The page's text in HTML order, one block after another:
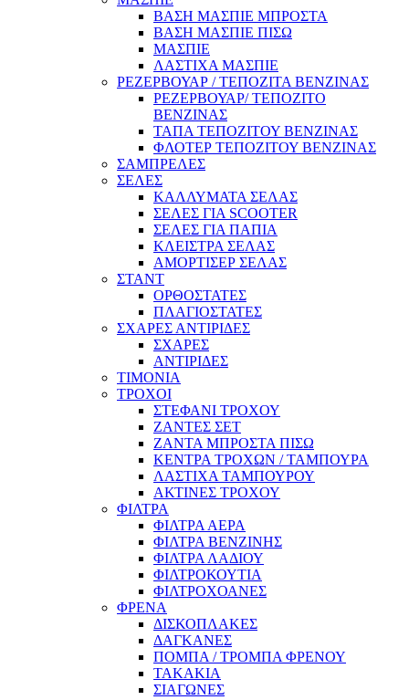
ΒΑΣΗ ΜΑΣΠΙΕ ΜΠΡΟΣΤΑ
ΒΑΣΗ ΜΑΣΠΙΕ ΠΙΣΩ
ΜΑΣΠΙΕ
ΛΑΣΤΙΧΑ ΜΑΣΠΙΕ
ΡΕΖΕΡΒΟΥΑΡ / ΤΕΠΟΖΙΤΑ ΒΕΝΖΙΝΑΣ
ΡΕΖΕΡΒΟΥΑΡ/ ΤΕΠΟΖΙΤΟ
ΒΕΝΖΙΝΑΣ
ΤΑΠΑ ΤΕΠΟΖΙΤΟΥ ΒΕΝΖΙΝΑΣ
ΦΛΟΤΕΡ ΤΕΠΟΖΙΤΟΥ ΒΕΝΖΙΝΑΣ
ΣΑΜΠΡΕΛΕΣ
ΣΕΛΕΣ
ΚΑΛΛΥΜΑΤΑ ΣΕΛΑΣ
ΣΕΛΕΣ ΓΙΑ SCOOTER
ΣΕΛΕΣ ΓΙΑ ΠΑΠΙΑ
ΚΛΕΙΣΤΡΑ ΣΕΛΑΣ
ΑΜΟΡΤΙΣΕΡ ΣΕΛΑΣ
ΣΤΑΝΤ
ΟΡΘΟΣΤΑΤΕΣ
ΠΛΑΓΙΟΣΤΑΤΕΣ
ΣΧΑΡΕΣ ΑΝΤΙΡΙΔΕΣ
ΣΧΑΡΕΣ
ΑΝΤΙΡΙΔΕΣ
ΤΙΜΟΝΙΑ
ΤΡΟΧΟΙ
ΣΤΕΦΑΝΙ ΤΡΟΧΟΥ
ΖΑΝΤΕΣ ΣΕΤ
ΖΑΝΤΑ ΜΠΡΟΣΤΑ ΠΙΣΩ
ΚΕΝΤΡΑ ΤΡΟΧΩΝ / ΤΑΜΠΟΥΡΑ
ΛΑΣΤΙΧΑ ΤΑΜΠΟΥΡΟΥ
ΑΚΤΙΝΕΣ ΤΡΟΧΟΥ
ΦΙΛΤΡΑ
ΦΙΛΤΡΑ ΑΕΡΑ
ΦΙΛΤΡΑ ΒΕΝΖΙΝΗΣ
ΦΙΛΤΡΑ ΛΑΔΙΟΥ
ΦΙΛΤΡΟΚΟΥΤΙΑ
ΦΙΛΤΡΟΧΟΑΝΕΣ
ΦΡΕΝΑ
ΔΙΣΚΟΠΛΑΚΕΣ
ΔΑΓΚΑΝΕΣ
ΠΟΜΠΑ / ΤΡΟΜΠΑ ΦΡΕΝΟΥ
ΤΑΚΑΚΙΑ
ΣΙΑΓΩΝΕΣ